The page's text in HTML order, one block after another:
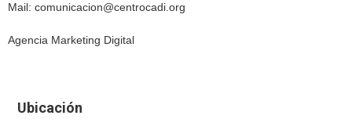
Mail: comunicacion@centrocadi.org
Agencia Marketing Digital
Ubicación